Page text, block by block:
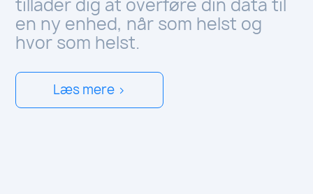
tillader dig at overføre din data til
en ny enhed, når som helst og
hvor som helst.
Læs mere >